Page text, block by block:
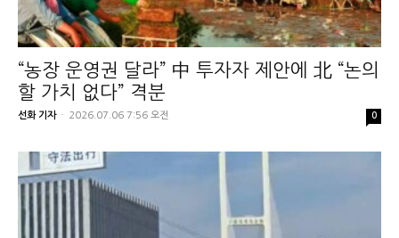
“농장 운영권 달라” 中 투자자 제안에 北 “논의
할 가치 없다” 격분
선화 기자 - 2026.07.06 7:56 오전 0